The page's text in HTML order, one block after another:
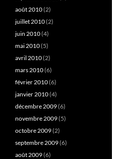
août 2010(2)
juillet 2010(2)
juin 2010(4)
mai 2010(5)
avril 2010(2)
mars 2010(6)
février 2010(6)
janvier 2010(4)
décembre 2009(6)
novembre 2009(5)
octobre 2009(2)
septembre 2009(6)
août 2009(6)